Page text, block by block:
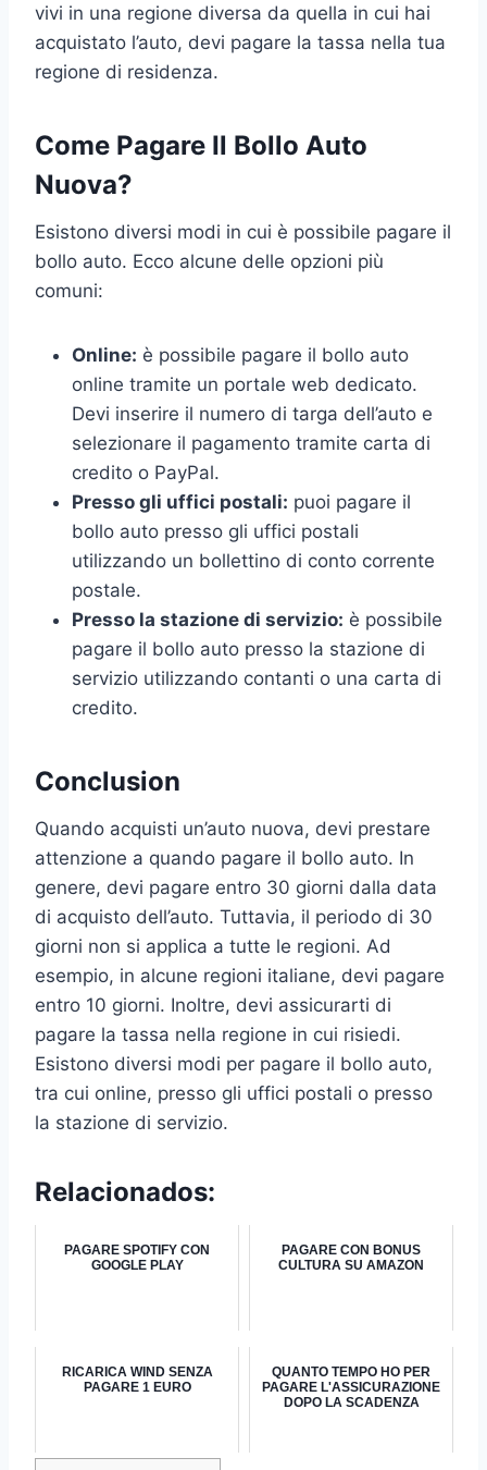
vivi in una regione diversa da quella in cui hai
acquistato l’auto, devi pagare la tassa nella tua
regione di residenza.
Come Pagare Il Bollo Auto
Nuova?
Esistono diversi modi in cui è possibile pagare il
bollo auto. Ecco alcune delle opzioni più
comuni:
Online: è possibile pagare il bollo auto
online tramite un portale web dedicato.
Devi inserire il numero di targa dell’auto e
selezionare il pagamento tramite carta di
credito o PayPal.
Presso gli uffici postali: puoi pagare il
bollo auto presso gli uffici postali
utilizzando un bollettino di conto corrente
postale.
Presso la stazione di servizio: è possibile
pagare il bollo auto presso la stazione di
servizio utilizzando contanti o una carta di
credito.
Conclusion
Quando acquisti un’auto nuova, devi prestare
attenzione a quando pagare il bollo auto. In
genere, devi pagare entro 30 giorni dalla data
di acquisto dell’auto. Tuttavia, il periodo di 30
giorni non si applica a tutte le regioni. Ad
esempio, in alcune regioni italiane, devi pagare
entro 10 giorni. Inoltre, devi assicurarti di
pagare la tassa nella regione in cui risiedi.
Esistono diversi modi per pagare il bollo auto,
tra cui online, presso gli uffici postali o presso
la stazione di servizio.
Relacionados:
PAGARE SPOTIFY CON
GOOGLE PLAY
PAGARE CON BONUS
CULTURA SU AMAZON
RICARICA WIND SENZA
PAGARE 1 EURO
QUANTO TEMPO HO PER
PAGARE L'ASSICURAZIONE
DOPO LA SCADENZA